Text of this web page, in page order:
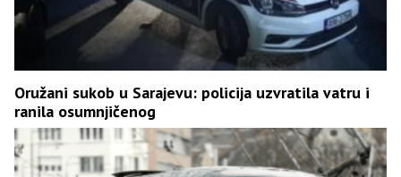
Oružani sukob u Sarajevu: policija uzvratila vatru i
ranila osumnjičenog